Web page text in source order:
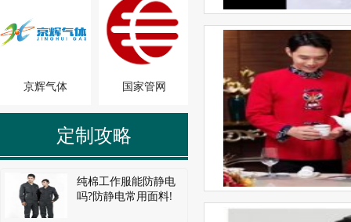
京辉气体 国家管网
定制攻略
纯棉工作服能防静电
吗?防静电常用面料!